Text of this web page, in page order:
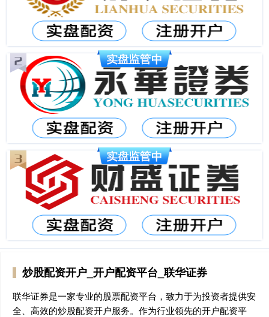
炒股配资开户_开户配资平台_联华证券
联华证券是一家专业的股票配资平台，致力于为投资者提供安
全、高效的炒股配资开户服务。作为行业领先的开户配资平